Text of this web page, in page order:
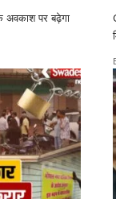
अवकाश पर बढ़ेगा